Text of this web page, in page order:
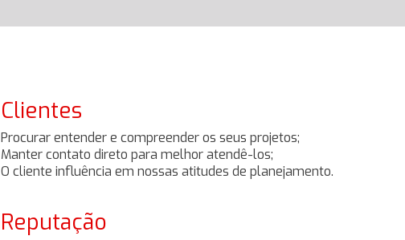
Clientes
Procurar entender e compreender os seus projetos;
Manter contato direto para melhor atendê-los;
O cliente influência em nossas atitudes de planejamento.
Reputação